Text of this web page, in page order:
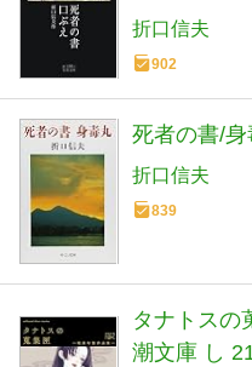
折口信夫
902
死者の書/
折口信夫
839
タナトスの
潮文庫 し